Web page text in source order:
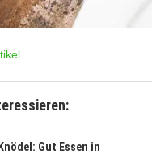
.
Gut Essen in